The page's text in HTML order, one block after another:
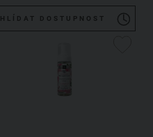
HLÍDAT DOSTUPNOST